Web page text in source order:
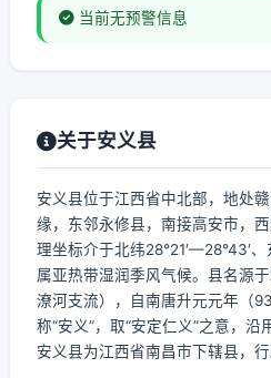
当前无预警信息
关于安义县
安义县位于江西省中北部，地处
缘，东邻永修县，南接高安市，
理坐标介于北纬28°21′—28°43′、
属亚热带湿润季风气候。县名源
潦河支流），自南唐升元元年（
称“安义”，取“安定仁义”之意，沿
安义县为江西省南昌市下辖县，